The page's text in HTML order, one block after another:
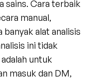
sains. Cara terbaik
manual,
banyak alat analisis
ini tidak
untuk
masuk dan DM,